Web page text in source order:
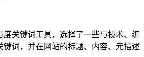
度关键词工具，选择了一些与技术、编
键词，并在网站的标题、内容、元描述